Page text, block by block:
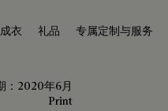
成衣 礼品 专属定制与服务
：2020年6月
Print